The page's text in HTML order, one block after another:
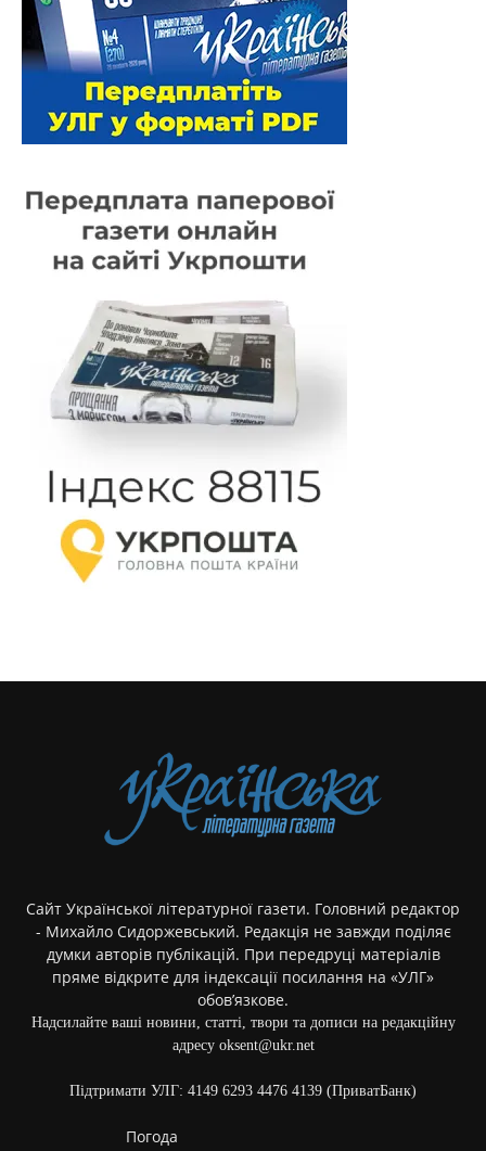
Сайт Української літературної газети. Головний редактор
- Михайло Сидоржевський. Редакція не завжди поділяє
думки авторів публікацій. При передруці матеріалів
пряме відкрите для індексації посилання на «УЛГ»
обов’язкове.
Надсилайте ваші новини, статті, твори та дописи на редакційну
адресу oksent@ukr.net
Підтримати УЛГ: 4149 6293 4476 4139 (ПриватБанк)
Погода